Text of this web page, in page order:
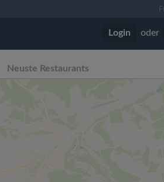
Login oder
Neuste Restaurants